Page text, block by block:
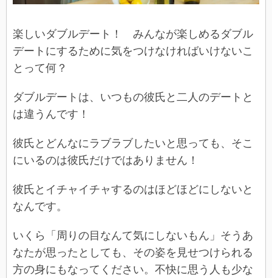
楽しいダブルデート！ みんなが楽しめるダブル
デートにするために気をつけなければいけないこ
とって何？
ダブルデートは、いつもの彼氏と二人のデートと
は違うんです！
彼氏とどんなにラブラブしたいと思っても、そこ
にいるのは彼氏だけではありません！
彼氏とイチャイチャするのはほどほどにしないと
なんです。
いくら「周りの目なんて気にしないもん」そうあ
なたが思ったとしても、その姿を見せつけられる
方の身にもなってください。不快に思う人も少な